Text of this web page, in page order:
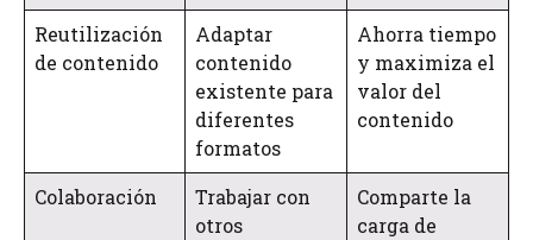
Reutilización
de contenido
Adaptar
contenido
existente para
diferentes
formatos
Ahorra tiempo
y maximiza el
valor del
contenido
Colaboración
Trabajar con
otros
Comparte la
carga de